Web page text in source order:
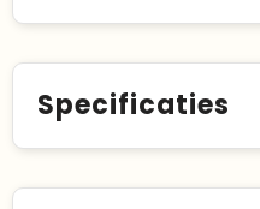
Specificaties